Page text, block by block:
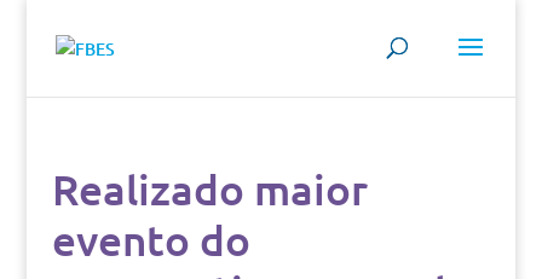
Realizado maior
evento do